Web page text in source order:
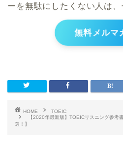
ーを無駄にしたくない人は、
無料メルマ
HOME
TOEIC
【2020年最新版】TOEICリスニング参考
選！】